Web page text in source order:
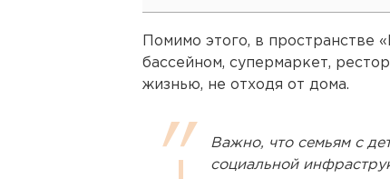
Помимо этого, в пространстве
бассейном, супермаркет,
жизнью, не отходя от дома.
Важно, что семьям с
социальной